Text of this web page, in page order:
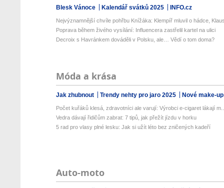
Blesk Vánoce Kalendář svátků 2025 INFO.cz
Nejvýznamnější chvíle pohřbu Knížáka: Klempíř mluvil o hádce,
Poprava během živého vysílání: Influencera zastřelil kartel na ulici
Decroix s Havránkem dováděli v Polsku, ale… Vědí o tom doma?
Móda a krása
Jak zhubnout Trendy nehty pro jaro 2025 Nové make-
Počet kuřáků klesá, zdravotníci ale varují: Výrobci e-cigaret lákají
Vedra dávají řidičům zabrat: 7 tipů, jak přežít jízdu v horku
5 rad pro vlasy plné lesku: Jak si užít léto bez zničených kadeří
Auto-moto